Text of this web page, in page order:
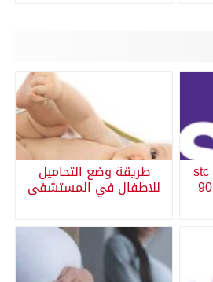
باقة الدقائق الدولية stc
السودان الأسبوعية 90
طريقة وضع التحاميل
للاطفال في المستشفى